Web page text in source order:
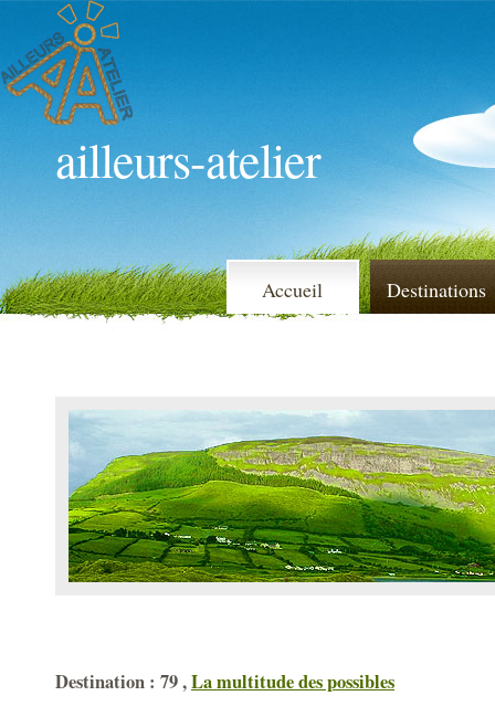
ailleurs-atelier
Accueil Destinations
Destination : 79 ,La multitude des possibles